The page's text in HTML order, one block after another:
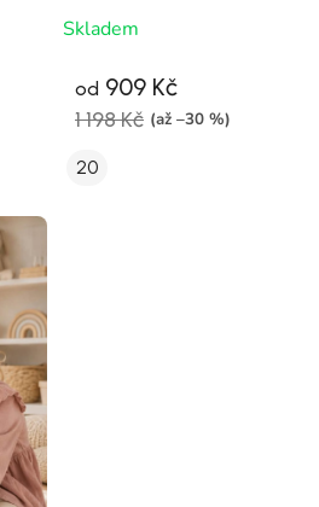
Skladem
od 909 Kč
1 198 Kč (až –30 %)
20